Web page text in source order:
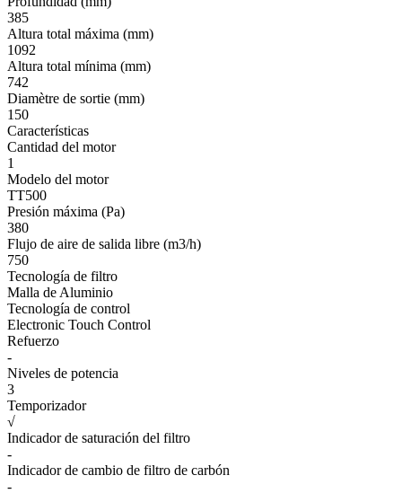
385
Altura total máxima (mm)
1092
Altura total mínima (mm)
742
Diamètre de sortie (mm)
150
Características
Cantidad del motor
1
Modelo del motor
TT500
Presión máxima (Pa)
380
Flujo de aire de salida libre (m3/h)
750
Tecnología de filtro
Malla de Aluminio
Tecnología de control
Electronic Touch Control
Refuerzo
-
Niveles de potencia
3
Temporizador
√
Indicador de saturación del filtro
-
Indicador de cambio de filtro de carbón
-